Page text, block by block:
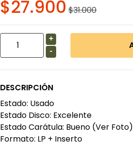
$27.900 $31.000
+
-
DESCRIPCIÓN
Estado: Usado
Estado Disco: Excelente
Estado Carátula: Bueno (Ver Foto)
Formato: LP + Inserto